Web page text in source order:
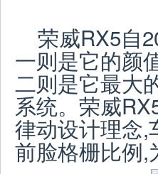
荣威RX5自
一则是它的颜
二则是它最大
系统。荣威
律动设计理念,
前脸格栅比例,